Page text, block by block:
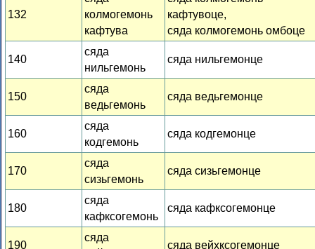
132
колмогемонь
кафтува
кафтувоце,
сяда колмогемонь омбоце
140
сяда
нильгемонь
сяда нильгемонце
150
сяда
ведьгемонь
сяда ведьгемонце
160
сяда
кодгемонь
сяда кодгемонце
170
сяда
сизьгемонь
сяда сизьгемонце
180
сяда
кафксогемонь
сяда кафксогемонце
190
сяда
сяда вейхксогемонце